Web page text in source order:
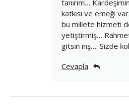
tanırım…
katkısı ve emeği
bu millete hizmeti
yetiştirmiş…
gitsin inş…. Sizde
Cevapla